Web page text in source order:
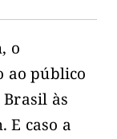
o
ao público
Brasil às
E caso a